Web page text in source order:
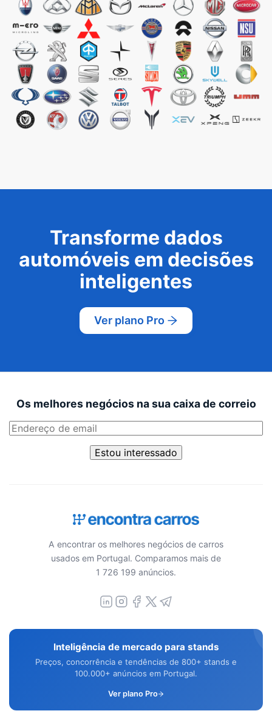
Transforme dados
automóveis em decisões
inteligentes
Ver plano Pro
Os melhores negócios na sua caixa de correio
Estou interessado
A encontrar os melhores negócios de carros
usados em Portugal. Comparamos mais de
1 726 199 anúncios.
Inteligência de mercado para stands
Preços, concorrência e tendências de 800+ stands e
100.000+ anúncios em Portugal.
Ver plano Pro